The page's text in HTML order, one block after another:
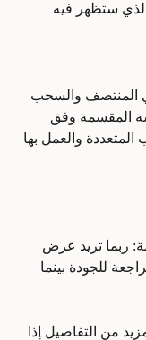
ستظهر فيه
المنتصف والسحب
المقسمة وفق
والعمل بها
ربما تريد عرض
للجودة بينما
من التفاصيل إذا